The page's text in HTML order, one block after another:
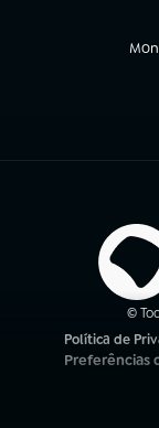
©
Política de
(abre em nova
Preferências